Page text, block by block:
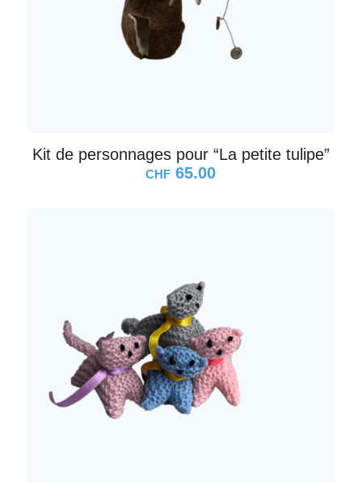
Kit de personnages pour “La petite tulipe”
CHF 65.00